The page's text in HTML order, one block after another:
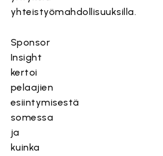
yhteistyömahdollisuuksilla.
Sponsor
Insight
kertoi
pelaajien
esiintymisestä
somessa
ja
kuinka